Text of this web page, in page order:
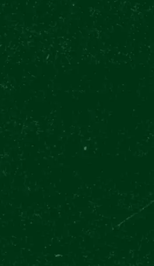
ANGEBOT
ERLEBNISSE
EVENTS
BEER HALL
FAQ
KONTAKT
KARRIERE
INVESTOREN
ALLGEMEIN
VERWALTEN
UND KONDITIONEN
PORTAL
BLOG